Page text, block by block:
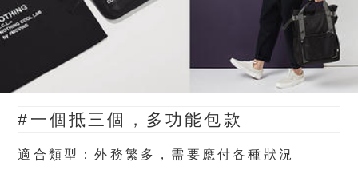
#一個抵三個，多功能包款
適合類型：外務繁多，需要應付各種狀況